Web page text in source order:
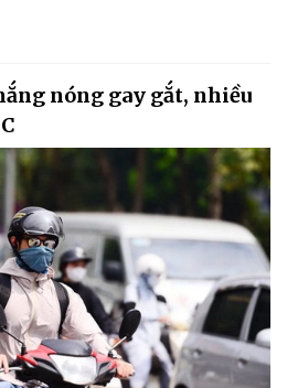
nóng gay gắt, nhiều